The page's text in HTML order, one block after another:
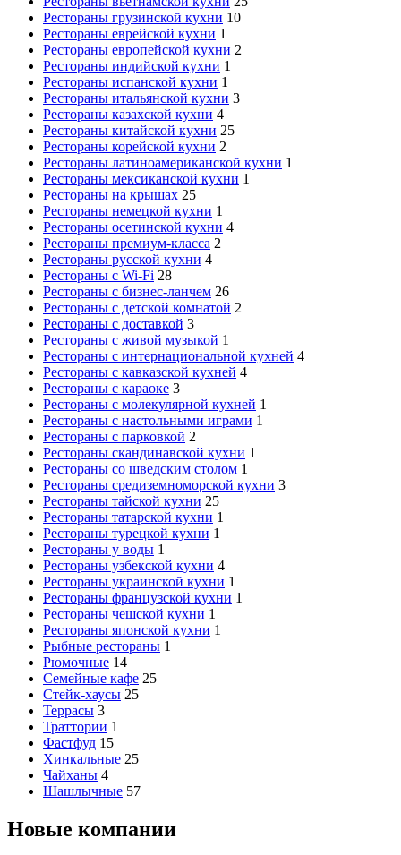
Рестораны грузинской кухни 10
Рестораны еврейской кухни 1
Рестораны европейской кухни 2
Рестораны индийской кухни 1
Рестораны испанской кухни 1
Рестораны итальянской кухни 3
Рестораны казахской кухни 4
Рестораны китайской кухни 25
Рестораны корейской кухни 2
Рестораны латиноамериканской кухни 1
Рестораны мексиканской кухни 1
Рестораны на крышах 25
Рестораны немецкой кухни 1
Рестораны осетинской кухни 4
Рестораны премиум-класса 2
Рестораны русской кухни 4
Рестораны с Wi-Fi 28
Рестораны с бизнес-ланчем 26
Рестораны с детской комнатой 2
Рестораны с доставкой 3
Рестораны с живой музыкой 1
Рестораны с интернациональной кухней 4
Рестораны с кавказской кухней 4
Рестораны с караоке 3
Рестораны с молекулярной кухней 1
Рестораны с настольными играми 1
Рестораны с парковкой 2
Рестораны скандинавской кухни 1
Рестораны со шведским столом 1
Рестораны средиземноморской кухни 3
Рестораны тайской кухни 25
Рестораны татарской кухни 1
Рестораны турецкой кухни 1
Рестораны у воды 1
Рестораны узбекской кухни 4
Рестораны украинской кухни 1
Рестораны французской кухни 1
Рестораны чешской кухни 1
Рестораны японской кухни 1
Рыбные рестораны 1
Рюмочные 14
Семейные кафе 25
Стейк-хаусы 25
Террасы 3
Траттории 1
Фастфуд 15
Хинкальные 25
Чайханы 4
Шашлычные 57
Новые компании